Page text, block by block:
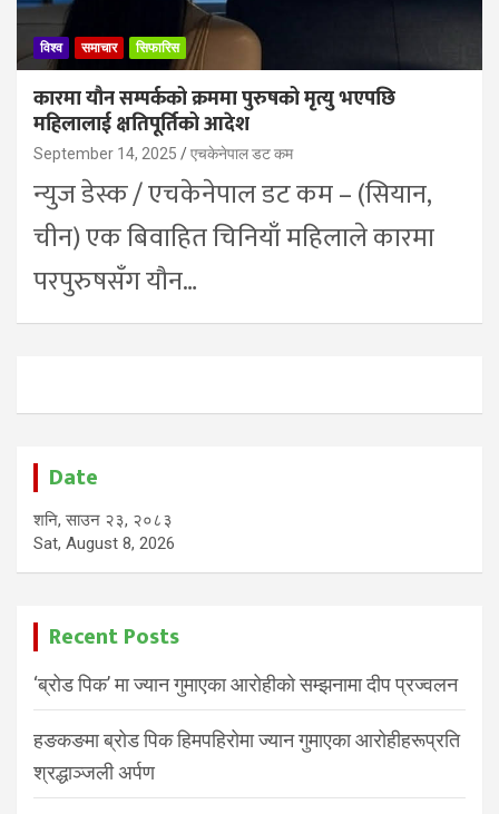
विश्व समाचार सिफारिस
कारमा यौन सम्पर्कको क्रममा पुरुषको मृत्यु भएपछि
महिलालाई क्षतिपूर्तिको आदेश
September 14, 2025 एचकेनेपाल डट कम
न्युज डेस्क / एचकेनेपाल डट कम – (सियान,
चीन) एक बिवाहित चिनियाँ महिलाले कारमा
परपुरुषसँग यौन…
Date
शनि, साउन २३, २०८३
Sat, August 8, 2026
Recent Posts
‘ब्रोड पिक’ मा ज्यान गुमाएका आरोहीको सम्झनामा दीप प्रज्वलन
हङकङमा ब्रोड पिक हिमपहिरोमा ज्यान गुमाएका आरोहीहरूप्रति
श्रद्धाञ्जली अर्पण